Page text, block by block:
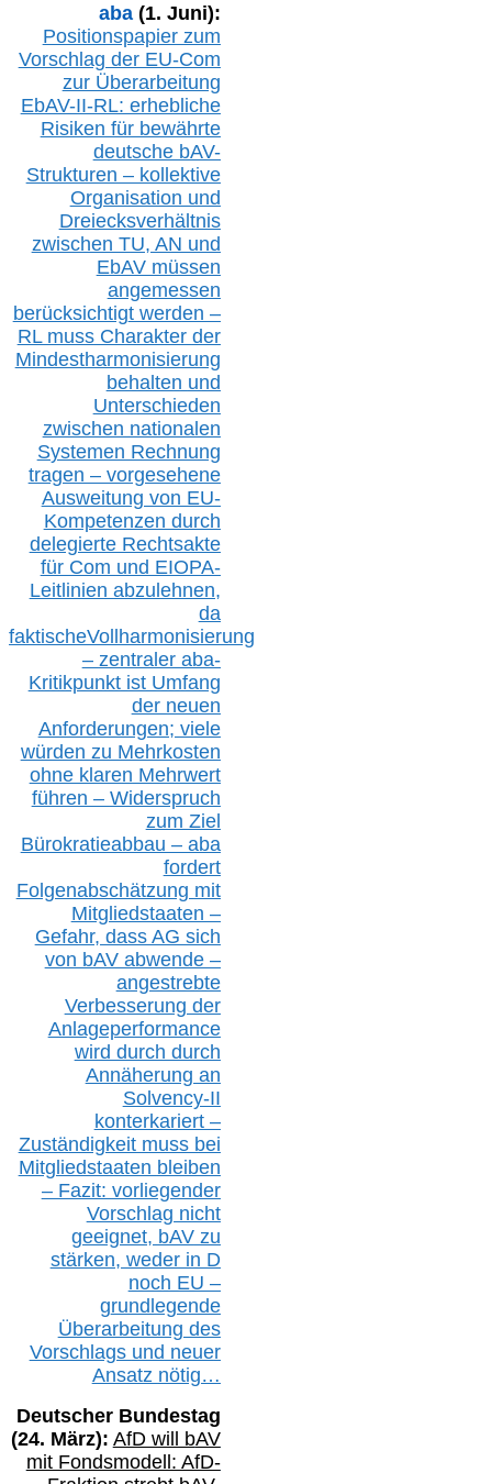
aba(1. Juni):
Positionspapier zum
Vorschlag der EU-Com
zur Überarbeitung
EbAV-II-RL: erhebliche
Risiken für bewährte
deutsche bAV-
Strukturen – kollektive
Organisation und
Dreiecksverhältnis
zwischen TU, AN und
EbAV müssen
angemessen
berücksichtigt werden –
RL mussCharakter der
Mindestharmonisierung
behalten und
Unterschieden
zwischen nationalen
Systemen Rechnung
tragen – vorgesehene
Ausweitung von EU-
Kompetenzen durch
delegierte Rechtsakte
für Com und EIOPA-
Leitlinien abzulehnen,
da
faktischeVollharmonisierung
– zentraler aba-
Kritikpunkt ist Umfang
der neuen
Anforderungen; viele
würden zu Mehrkosten
ohne klaren Mehrwert
führen – Widerspruch
zum Ziel
Bürokratieabbau – aba
fordert
Folgenabschätzung mit
Mitgliedstaaten –
Gefahr, dass AG sich
von bAV abwende –
angestrebte
Verbesserung der
Anlageperformance
wird durch durch
Annäherung an
Solvency-II
konterkariert –
Zuständigkeit muss bei
Mitgliedstaaten bleiben
– Fazit: vorliegender
Vorschlag nicht
geeignet, bAVzu
stärken, weder in D
noch EU –
grundlegende
Überarbeitung des
Vorschlags und neuer
Ansatz nötig…
Deutscher Bundestag
(24. März): AfD will bAV
mit Fondsmodell: AfD-